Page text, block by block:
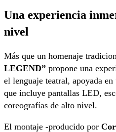
Una experiencia
nivel
Más que un homenaje
LEGEND” propone una
el lenguaje teatral, apoyada
que incluye pantallas LED,
coreografías de alto nivel.
El montaje -producido por